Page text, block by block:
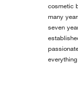
cosmetic
many
seven